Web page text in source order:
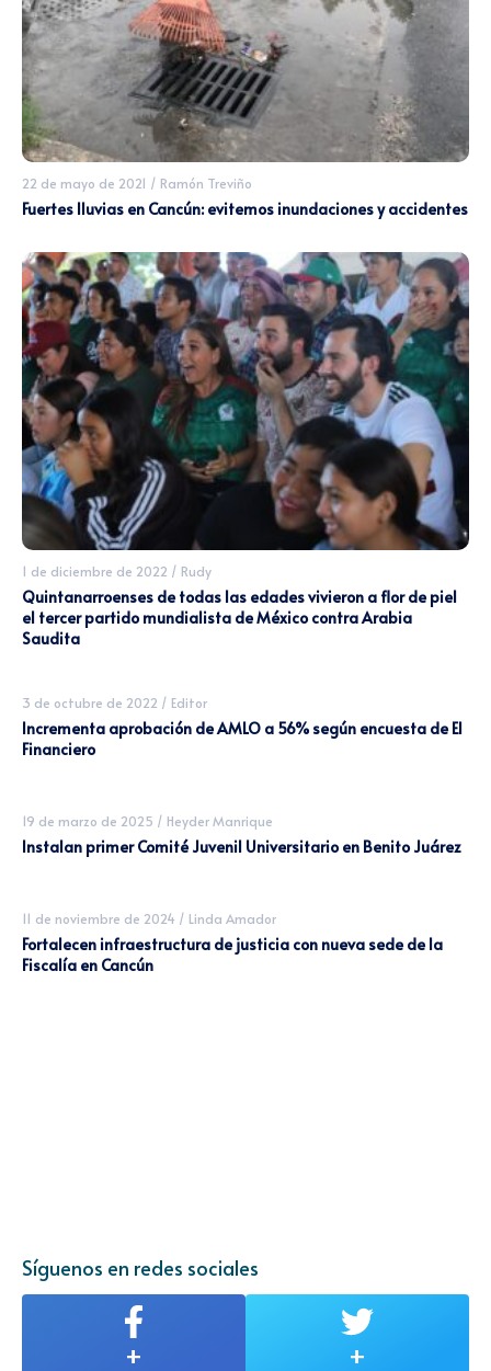
22 de mayo de 2021 / Ramón Treviño
Fuertes lluvias en Cancún: evitemos inundaciones y accidentes
1 de diciembre de 2022 / Rudy
Quintanarroenses de todas las edades vivieron a flor de piel
el tercer partido mundialista de México contra Arabia
Saudita
3 de octubre de 2022 / Editor
Incrementa aprobación de AMLO a 56% según encuesta de El
Financiero
19 de marzo de 2025 / Heyder Manrique
Instalan primer Comité Juvenil Universitario en Benito Juárez
11 de noviembre de 2024 / Linda Amador
Fortalecen infraestructura de justicia con nueva sede de la
Fiscalía en Cancún
Síguenos en redes sociales
+ +